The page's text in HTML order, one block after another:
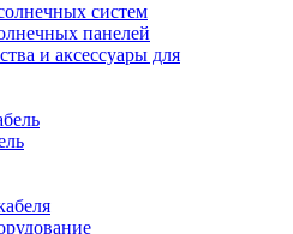
систем
панелей
и аксессуары для